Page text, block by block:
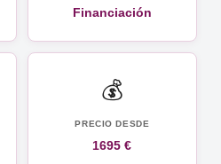
Financiación
💰
PRECIO DESDE
1695 €